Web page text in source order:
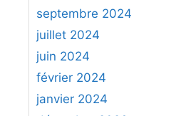
septembre 2024
juillet 2024
juin 2024
février 2024
janvier 2024